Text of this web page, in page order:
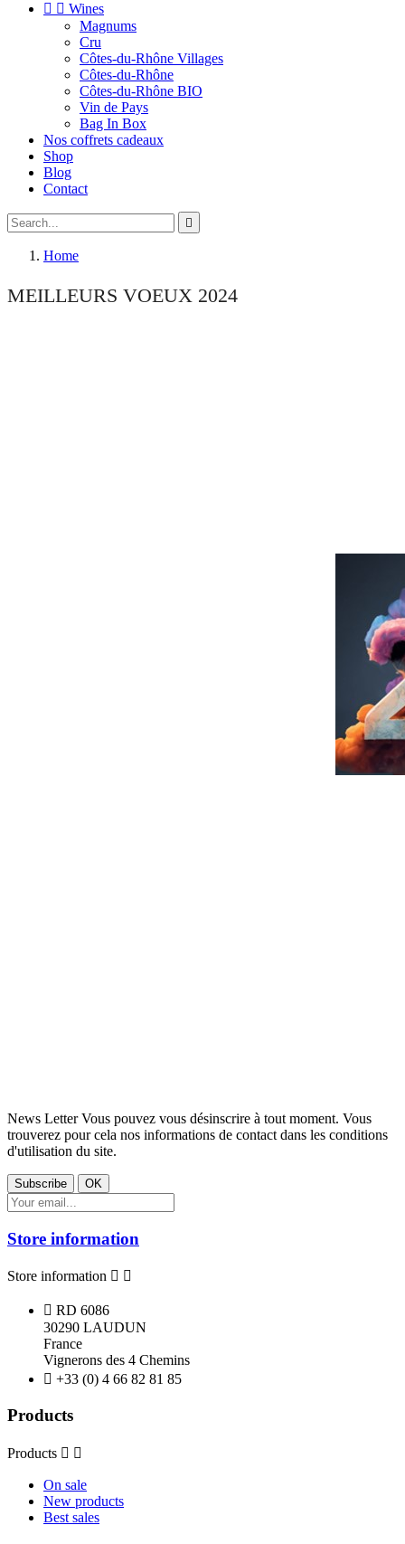
  Wines
Magnums
Cru
Côtes-du-Rhône Villages
Côtes-du-Rhône
Côtes-du-Rhône BIO
Vin de Pays
Bag In Box
Nos coffrets cadeaux
Shop
Blog
Contact

Home
MEILLEURS VOEUX 2024
News LetterVous pouvez vous désinscrire à tout moment. Vous
trouverez pour cela nos informations de contact dans les conditions
d'utilisation du site.
Store information
Store information  
 RD 6086
30290 LAUDUN
France
Vignerons des 4 Chemins
 +33 (0) 4 66 82 81 85
Products
Products  
On sale
New products
Best sales